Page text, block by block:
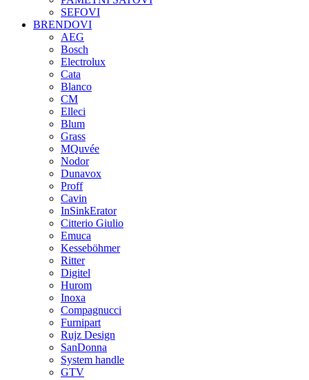
SEFOVI
BRENDOVI
AEG
Bosch
Electrolux
Cata
Blanco
CM
Elleci
Blum
Grass
MQuvée
Nodor
Dunavox
Proff
Cavin
InSinkErator
Citterio Giulio
Emuca
Kesseböhmer
Ritter
Digitel
Hurom
Inoxa
Compagnucci
Furnipart
Rujz Design
SanDonna
System handle
GTV